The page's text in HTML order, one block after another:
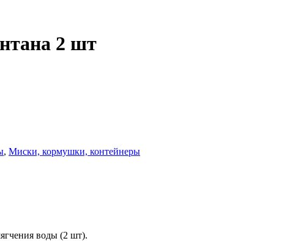
2 шт
, Миски, кормушки, контейнеры
воды (2 шт).